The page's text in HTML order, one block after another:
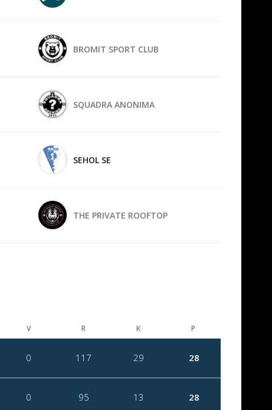
BROMIT SPORT CLUB
SQUADRA ANONIMA
SEHOL SE
THE PRIVATE ROOFTOP
V R K P
0 117 29 28
0 95 13 28